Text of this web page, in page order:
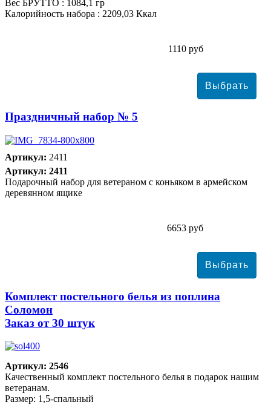
Вес БРУТТО : 1084,1 гр
Калорийность набора : 2209,03 Ккал
1110 руб
Праздничный набор № 5
Артикул: 2411
Артикул: 2411
Подарочный набор для ветераном с коньяком в армейском
деревянном ящике
6653 руб
Комплект постельного белья из поплина
Соломон
Заказ от 30 штук
Артикул: 2546
Качественный комплект постельного белья в подарок нашим
ветеранам.
Размер: 1,5-спальный